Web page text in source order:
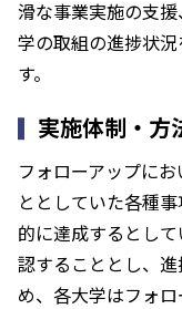
滑な事業実施の支
学の取組の進捗状
す。
実施体制・方
フォローアップに
ととしていた各種
的に達成するとし
認することとし、
め、各大学はフォ